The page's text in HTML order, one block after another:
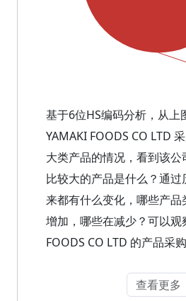
基于6位HS编码分析，从上
YAMAKI FOODS CO LTD
大类产品的情况，看到该
比较大的产品是什么？通
来都有什么变化，哪些产品
增加，哪些在减少？可以观
FOODS CO LTD 的产品采购
查看更多